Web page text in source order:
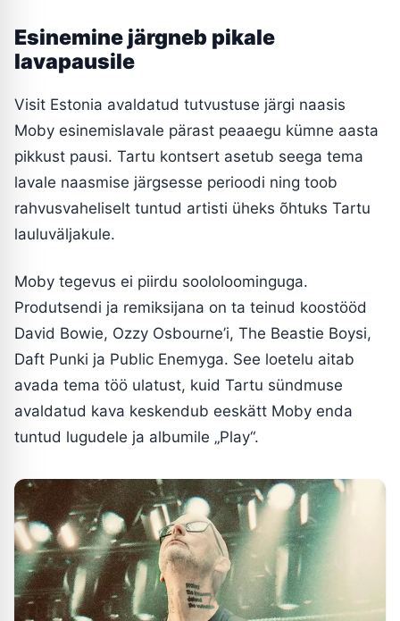
Esinemine järgneb pikale
lavapausile
Visit Estonia avaldatud tutvustuse järgi naasis
Moby esinemislavale pärast peaaegu kümne aasta
pikkust pausi. Tartu kontsert asetub seega tema
lavale naasmise järgsesse perioodi ning toob
rahvusvaheliselt tuntud artisti üheks õhtuks Tartu
lauluväljakule.
Moby tegevus ei piirdu soololoominguga.
Produtsendi ja remiksijana on ta teinud koostööd
David Bowie, Ozzy Osbourne’i, The Beastie Boysi,
Daft Punki ja Public Enemyga. See loetelu aitab
avada tema töö ulatust, kuid Tartu sündmuse
avaldatud kava keskendub eeskätt Moby enda
tuntud lugudele ja albumile „Play“.